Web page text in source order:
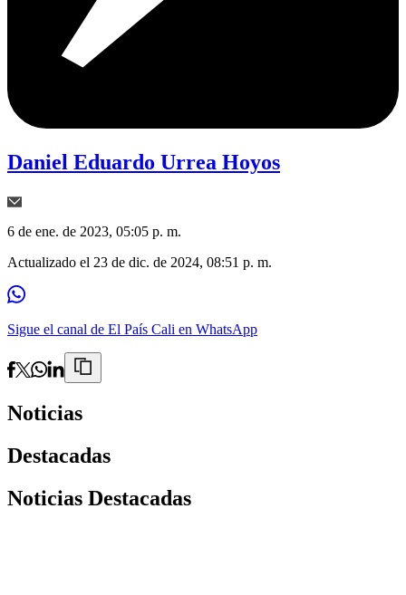
Daniel Eduardo Urrea Hoyos
6 de ene. de 2023, 05:05 p. m.
Actualizado el 23 de dic. de 2024, 08:51 p. m.
Sigue el canal de El País Cali en WhatsApp
Noticias
Destacadas
Noticias Destacadas